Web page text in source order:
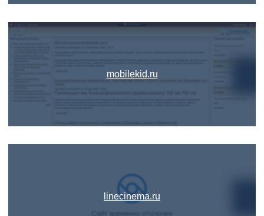
mobilekid.ru
linecinema.ru